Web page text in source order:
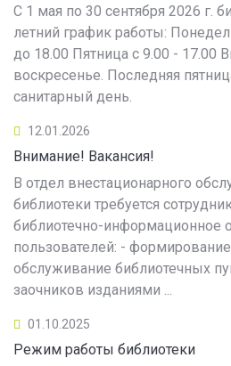
С 1 мая по 30 сентября 2026 г.
летний график работы:
до 18.00 Пятница с 9.00 - 17.00
воскресенье. Последняя
санитарный день.
12.01.2026
Внимание! Вакансия!
В отдел внестационарного
библиотеки требуется
библиотечно-информационное
пользователей: -
обслуживание библиотечных
заочников изданиями ...
01.10.2025
Режим работы библиотеки